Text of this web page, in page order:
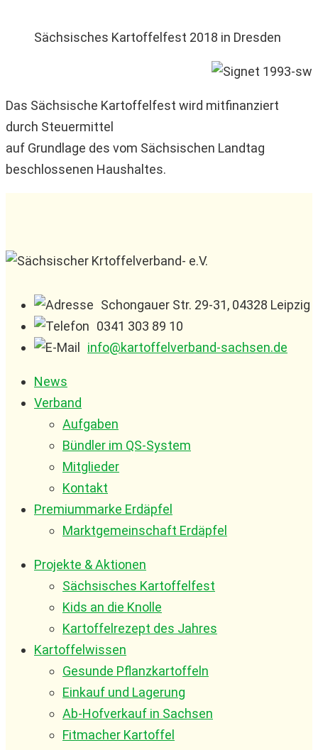
Sächsisches Kartoffelfest 2018 in Dresden
Das Sächsische Kartoffelfest wird mitfinanziert
durch Steuermittel
auf Grundlage des vom Sächsischen Landtag
beschlossenen Haushaltes.
Schongauer Str. 29-31, 04328 Leipzig
0341 303 89 10
info@kartoffelverband-sachsen.de
News
Verband
Aufgaben
Bündler im QS-System
Mitglieder
Kontakt
Premiummarke Erdäpfel
Marktgemeinschaft Erdäpfel
Projekte & Aktionen
Sächsisches Kartoffelfest
Kids an die Knolle
Kartoffelrezept des Jahres
Kartoffelwissen
Gesunde Pflanzkartoffeln
Einkauf und Lagerung
Ab-Hofverkauf in Sachsen
Fitmacher Kartoffel